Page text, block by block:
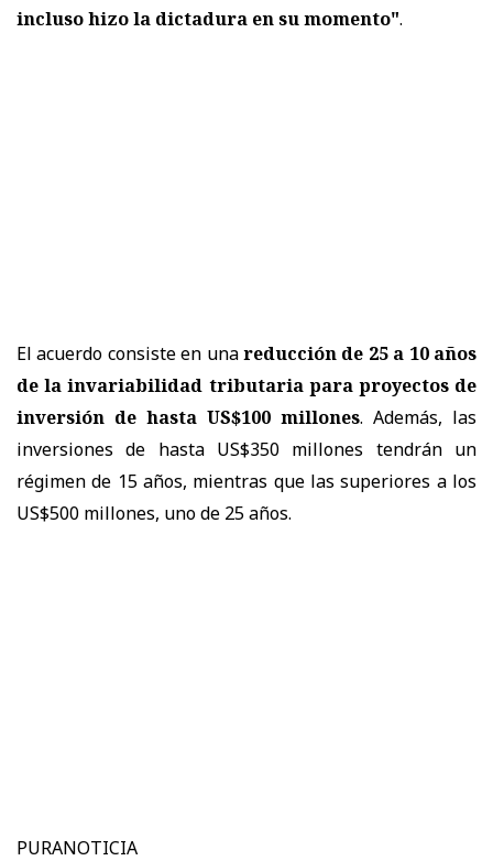
incluso hizo la dictadura en su momento".
El acuerdo consiste en unareducción de 25 a 10 años
de la invariabilidad tributaria para proyectos de
inversión de hasta US$100 millones. Además, las
inversiones de hasta US$350 millones tendrán un
régimen de 15 años, mientras que las superiores a los
US$500 millones, uno de 25 años.
PURANOTICIA